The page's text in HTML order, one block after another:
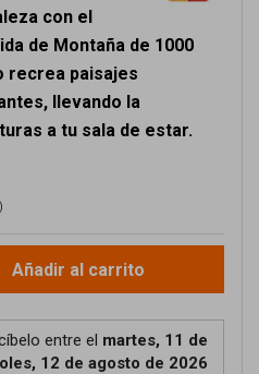
con el
de Montaña de 1000
recrea paisajes
llevando la
a tu sala de estar.
Añadir al carrito
entre el martes, 11 de
12 de agosto de 2026